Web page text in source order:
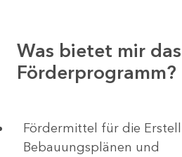
Was bietet mir das
Förderprogramm?
Fördermittel für die
Bebauungsplänen und